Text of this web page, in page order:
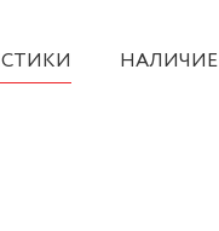
НАЛИЧИЕ